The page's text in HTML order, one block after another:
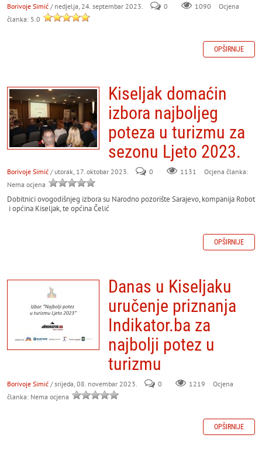
Borivoje Simić / nedjelja, 24. septembar 2023. 0 1090
Ocjena
članka: 5.0
OPŠIRNIJE
Kiseljak domaćin
izbora najboljeg
poteza u turizmu za
sezonu Ljeto 2023.
Borivoje Simić / utorak, 17. oktobar 2023. 0 1131
Ocjena članka:
Nema ocjena
Dobitnici ovogodišnjeg izbora su Narodno pozorište Sarajevo, kompanija Robot
i općina Kiseljak, te općina Čelić
OPŠIRNIJE
Danas u Kiseljaku
uručenje priznanja
Indikator.ba za
najbolji potez u
turizmu
Borivoje Simić / srijeda, 08. novembar 2023. 0 1219
Ocjena
članka: Nema ocjena
OPŠIRNIJE